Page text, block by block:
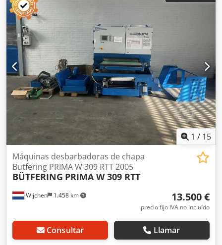
1 / 15
Wijchen 1.458 km
Máquinas desbarbadoras de chapa
Butfering PRIMA W 309 RTT 2005
BÜTFERING PRIMA W 309 RTT
13.500 €
precio fijo IVA no incluído
Consultar Llamar